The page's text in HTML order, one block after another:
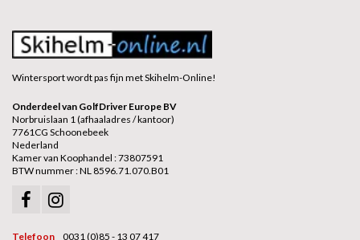
Wintersport wordt pas fijn met Skihelm-Online!
Onderdeel van GolfDriver Europe BV
Norbruislaan 1 (afhaaladres / kantoor)
7761CG Schoonebeek
Nederland
Kamer van Koophandel : 73807591
BTW nummer : NL 8596.71.070.B01
Telefoon 0031 (0)85 - 13 07 417